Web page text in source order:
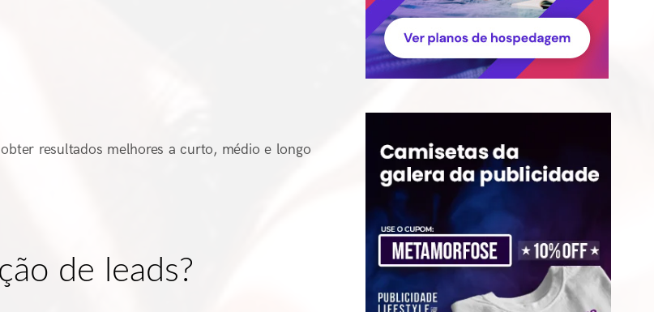
resultados melhores a curto, médio e longo
de leads?